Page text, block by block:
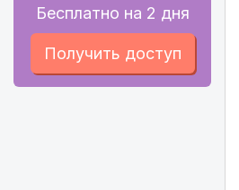
Бесплатно на 2 дня
Получить доступ